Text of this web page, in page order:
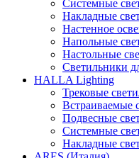
Системные
Накладные
Настенное
Напольные
Настольные
Светильники
HALLA Lighting
Трековые
Встраиваемые
Подвесные
Системные
Накладные